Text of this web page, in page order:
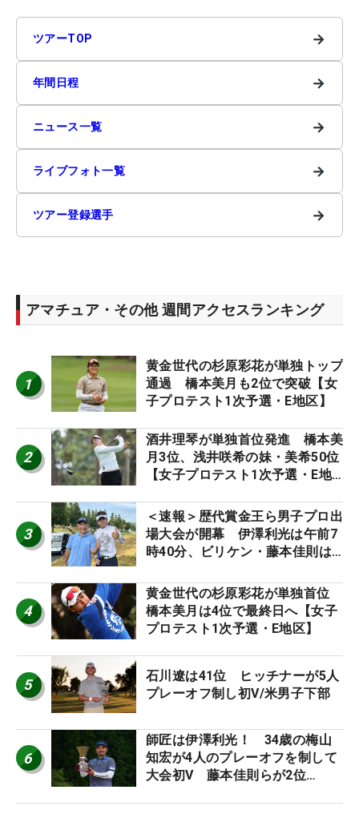
ツアーTOP →
年間日程 →
ニュース一覧 →
ライブフォト一覧 →
ツアー登録選手 →
アマチュア・その他 週間アクセスランキング
1
黄金世代の杉原彩花が単独トップ
通過 橋本美月も2位で突破【女
子プロテスト1次予選・E地区】
2
酒井理琴が単独首位発進 橋本美
月3位、浅井咲希の妹・美希50位
【女子プロテスト1次予選・E地
3
＜速報＞歴代賞金王ら男子プロ出
場大会が開幕 伊澤利光は午前7
時40分、ビリケン・藤本佳則は
STAGE JOYX OPEN】
4
黄金世代の杉原彩花が単独首位
橋本美月は4位で最終日へ【女子
プロテスト1次予選・E地区】
5
石川遼は41位 ヒッチナーが5人
プレーオフ制し初V/米男子下部
6
師匠は伊澤利光！ 34歳の梅山
知宏が4人のプレーオフを制して
大会初V 藤本佳則らが2位